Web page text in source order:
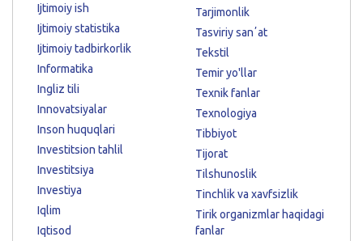
Ijtimoiy ish
Ijtimoiy statistika
Ijtimoiy tadbirkorlik
Informatika
Ingliz tili
Innovatsiyalar
Inson huquqlari
Investitsion tahlil
Investitsiya
Investiya
Iqlim
Iqtisod
Tarjimonlik
Tasviriy sanʼat
Tekstil
Temir yo'llar
Texnik fanlar
Texnologiya
Tibbiyot
Tijorat
Tilshunoslik
Tinchlik va xavfsizlik
Tirik organizmlar haqidagi
fanlar